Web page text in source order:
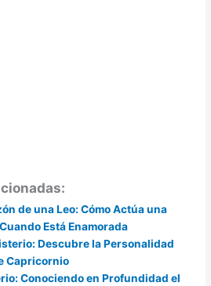
de una Leo: Cómo Actúa una
Está Enamorada
Descubre la Personalidad
Capricornio
Conociendo en Profundidad el